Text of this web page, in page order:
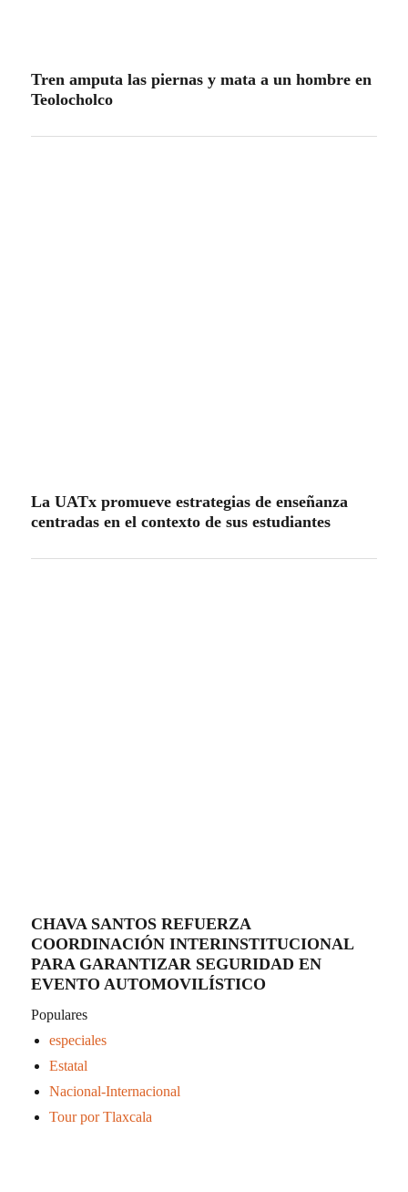
Tren amputa las piernas y mata a un hombre en
Teolocholco
La UATx promueve estrategias de enseñanza
centradas en el contexto de sus estudiantes
CHAVA SANTOS REFUERZA
COORDINACIÓN INTERINSTITUCIONAL
PARA GARANTIZAR SEGURIDAD EN
EVENTO AUTOMOVILÍSTICO
Populares
especiales
Estatal
Nacional-Internacional
Tour por Tlaxcala